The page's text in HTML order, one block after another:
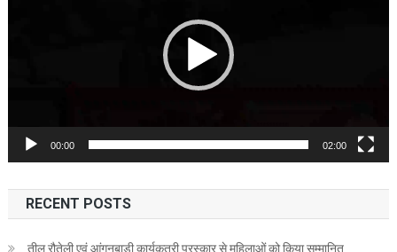
00:00 02:00
RECENT POSTS
तीलू रौतेली एवं आंगनबाड़ी कार्यकत्री पुरस्कार से महिलाओं को किया सम्मानित